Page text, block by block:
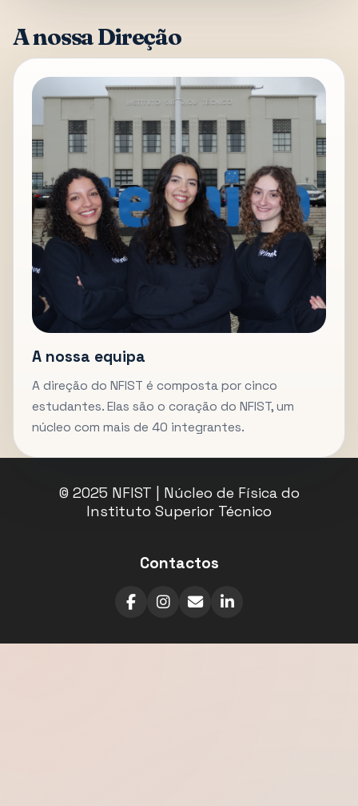
A nossa Direção
A nossa equipa
A direção do NFIST é composta por cinco
estudantes. Elas são o coração do NFIST, um
núcleo com mais de 40 integrantes.
© 2025 NFIST | Núcleo de Física do
Instituto Superior Técnico
Contactos